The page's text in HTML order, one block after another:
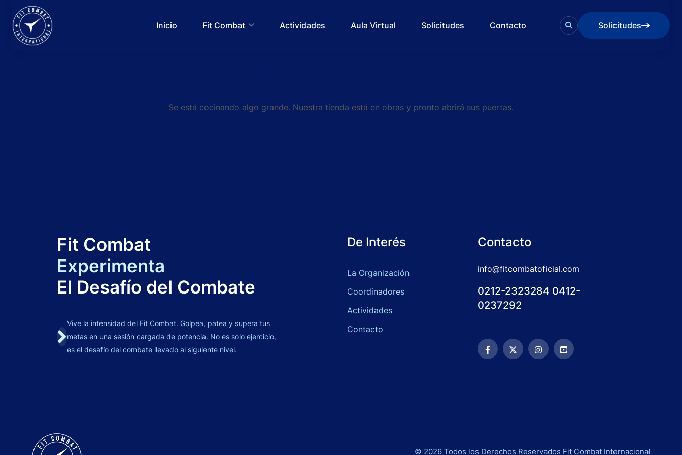
Inicio Fit Combat Actividades Aula Virtual Solicitudes Contacto
Solicitudes
Solicitudes
Se está cocinando algo grande. Nuestra tienda está en obras y pronto abrirá sus puertas.
Fit Combat
Experimenta
El Desafío del Combate
Vive la intensidad del Fit Combat. Golpea, patea y supera tus
metas en una sesión cargada de potencia. No es solo ejercicio,
es el desafío del combate llevado al siguiente nivel.
De Interés
La Organización
Coordinadores
Actividades
Contacto
Contacto
info@fitcombatoficial.com
0212-2323284 0412-
0237292
© 2026 Todos los Derechos Reservados Fit Combat Internacional